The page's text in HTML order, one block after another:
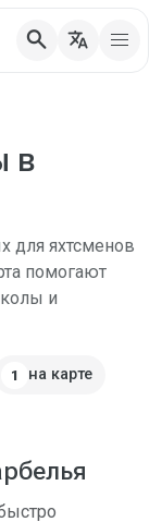
search translate
в
для яхтсменов
помогают
и
1 на карте